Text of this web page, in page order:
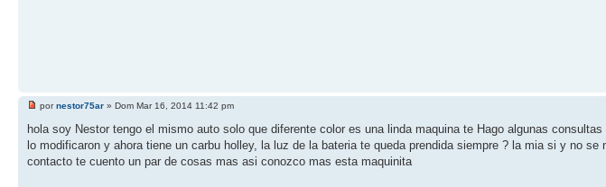
pornestor75ar » Dom Mar 16, 2014 11:42 pm
hola soy Nestor tengo el mismo auto solo que diferente color es una linda maquina te Hago algunas
lo modificaron y ahora tiene un carbu holley, la luz de la bateria te queda prendida siempre ? la mia si y no
contacto te cuento un par de cosas mas asi conozco mas esta maquinita